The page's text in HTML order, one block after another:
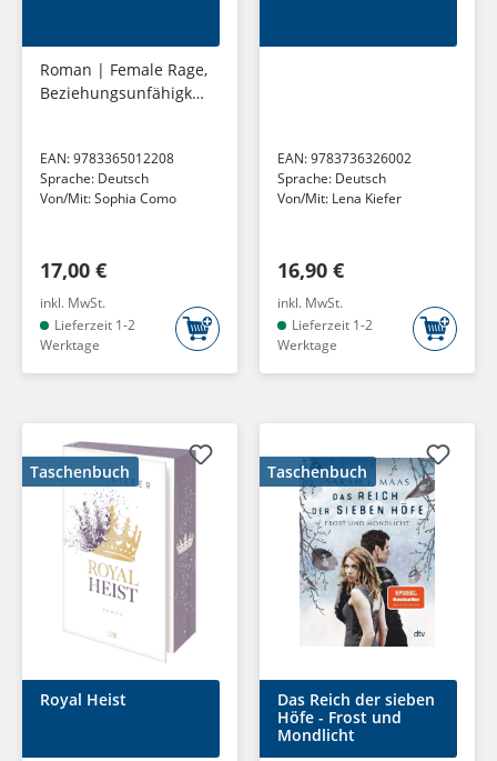
Roman | Female Rage,
Beziehungsunfähigkei
Gesellschaft |
SPIEGEL-
Bestsellerautorin...
EAN:9783365012208
Sprache: Deutsch
Von/Mit:Sophia Como
17,00 €
inkl. MwSt.
Lieferzeit 1-2
Werktage
EAN:9783736326002
Sprache: Deutsch
Von/Mit: Lena Kiefer
16,90 €
inkl. MwSt.
Lieferzeit 1-2
Werktage
Taschenbuch
Royal Heist
Taschenbuch
Das Reich der sieben
Höfe - Frost und
Mondlicht